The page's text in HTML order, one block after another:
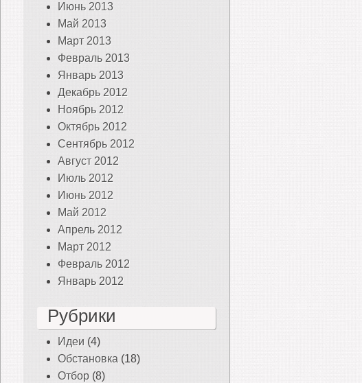
Июнь 2013
Май 2013
Март 2013
Февраль 2013
Январь 2013
Декабрь 2012
Ноябрь 2012
Октябрь 2012
Сентябрь 2012
Август 2012
Июль 2012
Июнь 2012
Май 2012
Апрель 2012
Март 2012
Февраль 2012
Январь 2012
Рубрики
Идеи (4)
Обстановка (18)
Отбор (8)